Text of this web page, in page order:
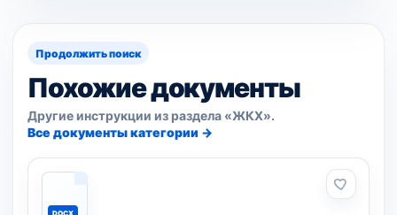
Продолжить поиск
Похожие документы
Другие инструкции из раздела «ЖКХ».
Все документы категории →
DOCX